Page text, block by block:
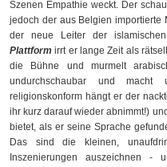
Szenen Empathie weckt. Der
jedoch der aus Belgien importierte
der neue Leiter der
Plattform irrt er lange Zeit als
die Bühne und murmelt
undurchschaubar und macht
religionskonform hängt er der
ihr kurz darauf wieder abnimmt!)
bietet, als er seine Sprache
Das sind die kleinen,
Inszenierungen auszeichnen